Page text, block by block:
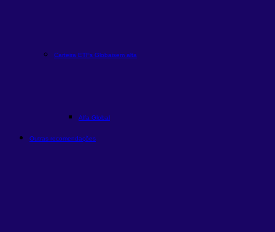
Carteira ETFs Globaisem alta
Alfa Global
Outras recomendações